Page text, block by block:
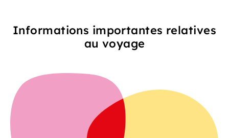
Informations importantes relatives
au voyage